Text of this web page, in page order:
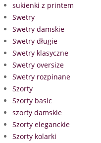
sukienki z printem
Swetry
Swetry damskie
Swetry długie
Swetry klasyczne
Swetry oversize
Swetry rozpinane
Szorty
Szorty basic
szorty damskie
Szorty eleganckie
Szorty kolarki